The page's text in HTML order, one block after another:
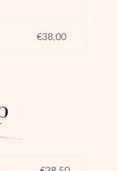
€38,00